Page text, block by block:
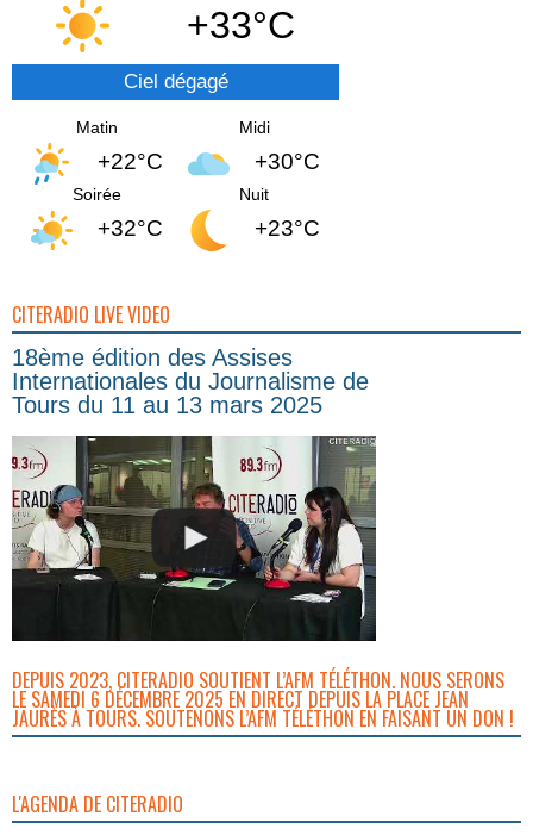
+33°C
Ciel dégagé
Matin
+22°C
Midi
+30°C
Soirée
+32°C
Nuit
+23°C
CITERADIO LIVE VIDEO
18ème édition des Assises
Internationales du Journalisme de
Tours du 11 au 13 mars 2025
DEPUIS 2023, CITERADIO SOUTIENT L’AFM TÉLÉTHON. NOUS SERONS
LE SAMEDI 6 DÉCEMBRE 2025 EN DIRECT DEPUIS LA PLACE JEAN
JAURÈS À TOURS. SOUTENONS L’AFM TÉLÉTHON EN FAISANT UN DON !
L'AGENDA DE CITERADIO